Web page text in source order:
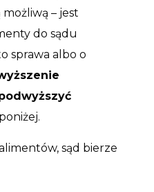
– jest
do sądu
sprawa albo o
sąd bierze